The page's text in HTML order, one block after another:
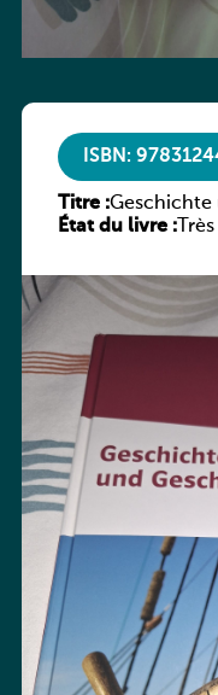
ISBN:
Titre :Geschichte
Rheinland-
État du livre :